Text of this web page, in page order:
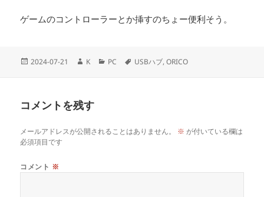
ゲームのコントローラーとか挿すのちょー便利そう。
投
2024-07-21
作
K
カ
PC
タ
USBハブ,ORICO
コメントを残す
メールアドレスが公開されることはありません。 ※ が付いている欄は
必須項目です
コメント ※